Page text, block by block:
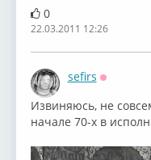
0
22.03.2011 12:26
sefirs
Извиняюсь, не
начале 70-х в